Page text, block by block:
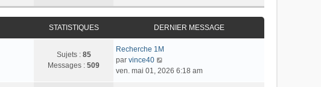
g m
a
e
e
r
n
l
l
STATISTIQUES DERNIER MESSAGE
Sujets : 85
Messages : 509
Recherche 1M
par vince40
o
ven. mai 01, 2026 6:18 am